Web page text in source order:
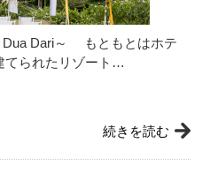
Dua Dari～ もともとはホテ
てられたリゾート…
続きを読む